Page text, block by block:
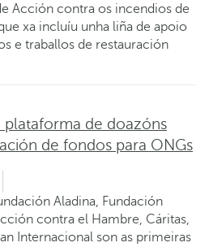
Acción contra os incendios de
xa incluíu unha liña de apoio
e traballos de restauración
plataforma de doazóns
de fondos para ONGs
Aladina, Fundación
contra el Hambre, Cáritas,
Internacional son as primeiras